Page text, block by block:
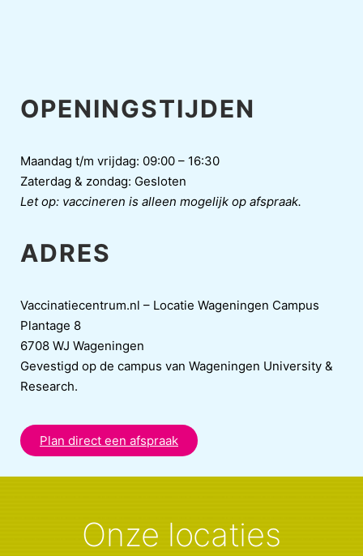
OPENINGSTIJDEN
Maandag t/m vrijdag: 09:00 – 16:30
Zaterdag & zondag: Gesloten
Let op: vaccineren is alleen mogelijk op afspraak.
ADRES
Vaccinatiecentrum.nl – Locatie Wageningen Campus
Plantage 8
6708 WJ Wageningen
Gevestigd op de campus van Wageningen University &
Research.
Plan direct een afspraak
Onze locaties